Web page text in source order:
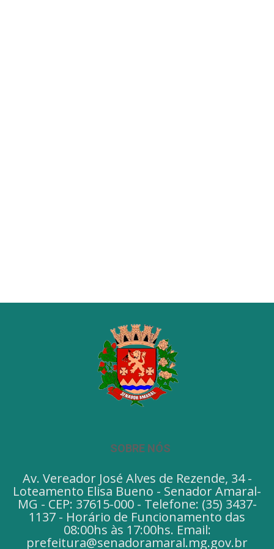
SOBRE NÓS
Av. Vereador José Alves de Rezende, 34 -
Loteamento Elisa Bueno - Senador Amaral-
MG - CEP: 37615-000 - Telefone: (35) 3437-
1137 - Horário de Funcionamento das
08:00hs às 17:00hs. Email:
prefeitura@senadoramaral.mg.gov.br